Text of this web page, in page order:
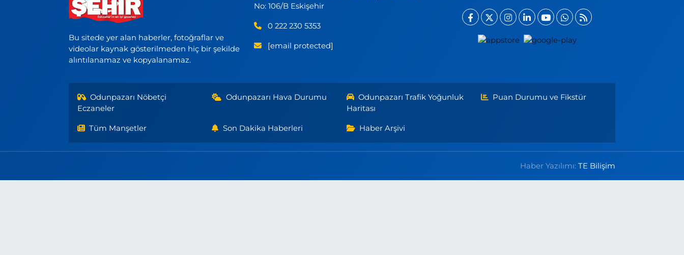
Bu sitede yer alan haberler, fotoğraflar ve
videolar kaynak gösterilmeden hiç bir şekilde
alıntılanamaz ve kopyalanamaz.
No: 106/B Eskişehir
0 222 230 5353
[email protected]
Odunpazarı Nöbetçi
Eczaneler
Odunpazarı Hava Durumu
Odunpazarı Trafik Yoğunluk
Haritası
Puan Durumu ve Fikstür
Tüm Manşetler Son Dakika Haberleri Haber Arşivi
Haber Yazılımı:TE Bilişim